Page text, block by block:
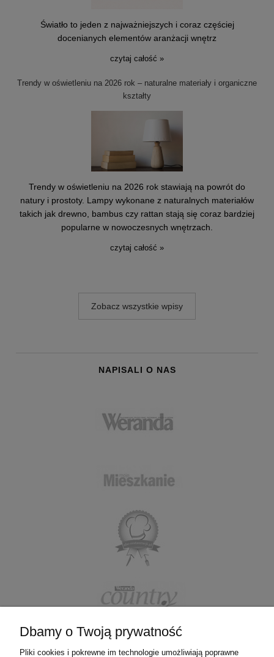
Światło to jeden z najważniejszych i coraz częściej
docenianych elementów aranżacji wnętrz
czytaj całość »
Trendy w oświetleniu na 2026 rok – naturalne materiały i organiczne
kształty
Trendy w oświetleniu na 2026 rok stawiają na powrót do
natury i prostoty. Lampy wykonane z naturalnych materiałów
takich jak drewno, bambus czy rattan stają się coraz bardziej
popularne w nowoczesnych wnętrzach.
czytaj całość »
Zobacz wszystkie wpisy
NAPISALI O NAS
Dbamy o Twoją prywatność
Pliki cookies i pokrewne im technologie umożliwiają poprawne